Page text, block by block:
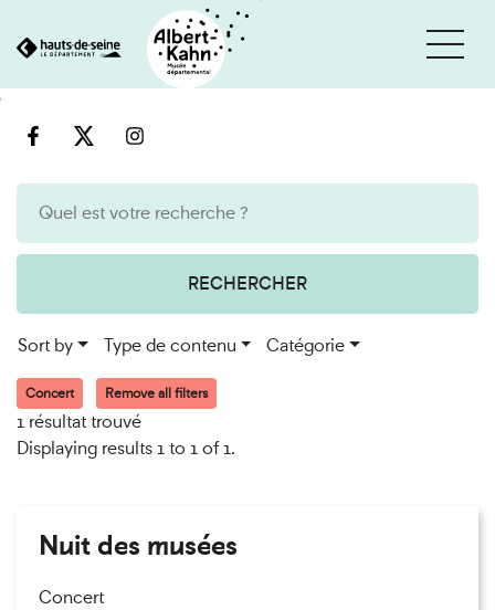
engine
RECHERCHER
Sort by Type de contenu Catégorie
Concert Remove all filters
1 résultat trouvé
Displaying results 1 to 1 of 1.
Nuit des musées
Concert
Cookies management panel